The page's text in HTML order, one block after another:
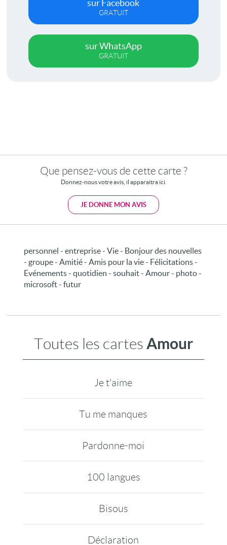
sur Facebook
GRATUIT
sur WhatsApp
GRATUIT
Que pensez-vous de cette carte ?
Donnez-nous votre avis, il apparaitra ici.
JE DONNE MON AVIS
personnel - entreprise - Vie - Bonjour des nouvelles
- groupe - Amitié - Amis pour la vie - Félicitations -
Evénements - quotidien - souhait - Amour - photo -
microsoft - futur
Toutes les cartes Amour
Je t'aime
Tu me manques
Pardonne-moi
100 langues
Bisous
Déclaration